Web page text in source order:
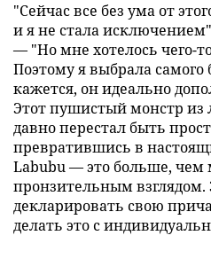
"Сейчас все без ума от
и я не стала
— "Но мне хотелось чего-
Поэтому я выбрала самого
кажется, он идеально
Этот пушистый монстр
давно перестал быть
превратившись в
Labubu — это больше,
пронзительным взглядом.
декларировать свою
делать это с